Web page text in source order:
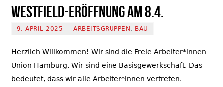
Westfield-Eröffnung am 8.4.
9. APRIL 2025 ARBEITSGRUPPEN, BAU
Herzlich Willkommen! Wir sind die Freie Arbeiter*innen
Union Hamburg. Wir sind eine Basisgewerkschaft. Das
bedeutet, dass wir alle Arbeiter*innen vertreten.